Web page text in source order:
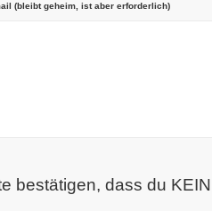
(bleibt geheim, ist aber erforderlich)
bestätigen, dass du